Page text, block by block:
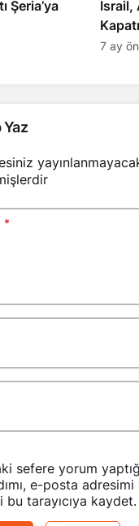
Şeria’ya
İsrail,
7 ay
Yaz
*
sefere yorum
e-posta
bu tarayıcıya kaydet.